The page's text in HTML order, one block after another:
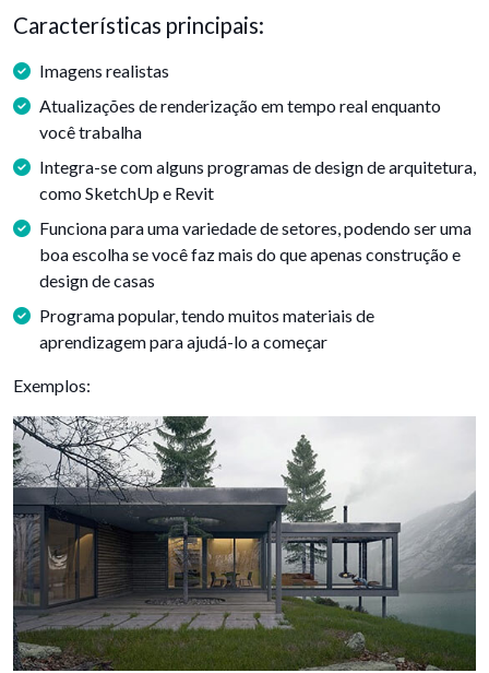
Características principais:
Imagens realistas
Atualizações de renderização em tempo real enquanto
você trabalha
Integra-se com alguns programas de design de arquitetura,
como SketchUp e Revit
Funciona para uma variedade de setores, podendo ser uma
boa escolha se você faz mais do que apenas construção e
design de casas
Programa popular, tendo muitos materiais de
aprendizagem para ajudá-lo a começar
Exemplos: